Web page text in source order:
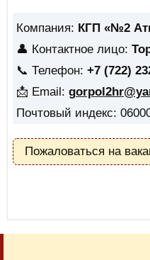
Компания: КГП «№2
👤 Контактное лицо:
📞 Телефон: +7 (722)
📩 Email:
Почтовый индекс:
Пожаловаться на